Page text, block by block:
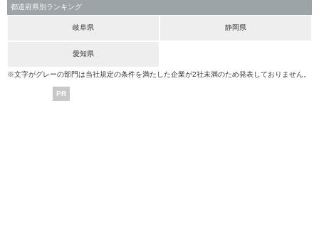
都道府県別ランキング
岐阜県 静岡県
愛知県
※文字がグレーの部門は当社規定の条件を満たした企業が2社未満のため発表しておりません。
PR